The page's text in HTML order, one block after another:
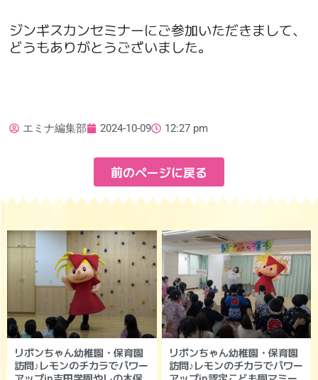
ジンギスカンセミナーにご参加いただきまして、
どうもありがとうございました。
エミナ編集部 2024-10-09 12:27 pm
前のページに戻る
リボンちゃん幼稚園・保育園
訪問♪レモンのチカラでパワー
リボンちゃん幼稚園・保育園
訪問♪レモンのチカラでパワー